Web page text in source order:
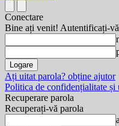
Conectare
Bine ați venit! Autentificați-
Ați uitat parola? obține ajutor
Politica de confidențialitate
Recuperare parola
Recuperați-vă parola